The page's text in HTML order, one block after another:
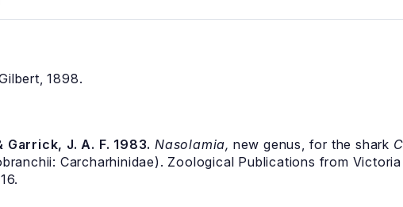
1898.
Garrick, J. A. F. 1983. Nasolamia, new genus, for the shark
Carcharhinidae). Zoological Publications from